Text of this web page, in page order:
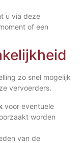
u via deze
of een
zo snel mogelijk
vervoerders.
voor eventuele
worden
van de